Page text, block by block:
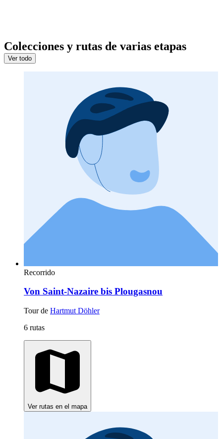
Colecciones y rutas de varias etapas
Ver todo
Recorrido
Von Saint-Nazaire bis Plougasnou
Tour de Hartmut Döhler
6 rutas
Ver rutas en el mapa